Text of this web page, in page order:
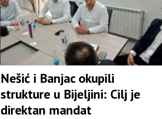
Nešić i Banjac okupili
strukture u Bijeljini: Cilj je
direktan mandat